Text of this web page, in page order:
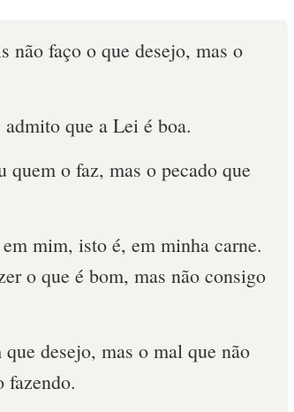
não faço o que desejo, mas o
que a Lei é boa.
quem o faz, mas o pecado que
mim, isto é, em minha carne.
o que é bom, mas não consigo
desejo, mas o mal que não
fazendo.